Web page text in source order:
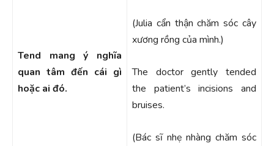
Tend mang ý nghĩa
quan tâm đến cái gì
hoặc ai đó.
(Julia cẩn thận chăm sóc cây
xương rồng của mình.)
The doctor gently tended
the patient’s incisions and
bruises.
(Bác sĩ nhẹ nhàng chăm sóc